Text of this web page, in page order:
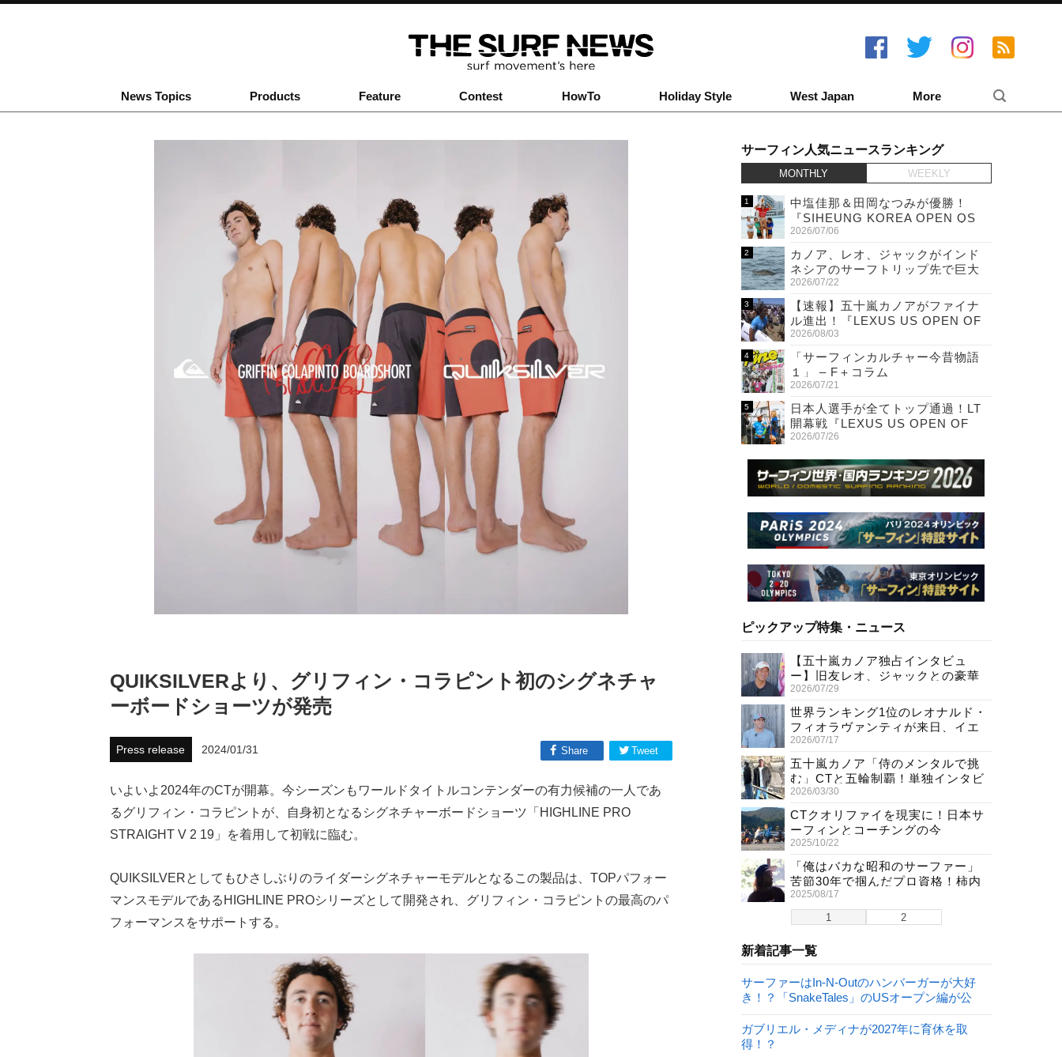
News Topics Products Feature Contest HowTo Holiday Style West Japan More
QUIKSILVERより、グリフィン・コラピント初のシグネチャ
ーボードショーツが発売
Press release 2024/01/31 Tweet
Share
いよいよ2024年のCTが開幕。今シーズンもワールドタイトルコンテンダーの有力候補の一人であ
るグリフィン・コラピントが、自身初となるシグネチャーボードショーツ「HIGHLINE PRO
STRAIGHT V 2 19」を着用して初戦に臨む。
QUIKSILVERとしてもひさしぶりのライダーシグネチャーモデルとなるこの製品は、TOPパフォー
マンスモデルであるHIGHLINE PROシリーズとして開発され、グリフィン・コラピントの最高のパ
フォーマンスをサポートする。
サーフィン人気ニュースランキング
MONTHLY WEEKLY
中塩佳那＆田岡なつみが優勝！
『SIHEUNG KOREA OPEN QS
6,000 & LQS』
2026/07/06
カノア、レオ、ジャックがインド
ネシアのサーフトリップ先で巨大
ワニと遭遇！
2026/07/22
【速報】五十嵐カノアがファイナ
ル進出！『LEXUS US OPEN OF
SURFING』
2026/08/03
「サーフィンカルチャー今昔物語
１」 – F＋コラム
2026/07/21
日本人選手が全てトップ通過！LT
開幕戦『LEXUS US OPEN OF
SURFING』初日
2026/07/26
ピックアップ特集・ニュース
1 2
【五十嵐カノア独占インタビュ
ー】旧友レオ、ジャックとの豪華
プライベートセッション
2026/07/29
世界ランキング1位のレオナルド・
フィオラヴァンティが来日、イエ
ロージャージ獲得直後の独占イン
タビュー
2026/07/17
五十嵐カノア「侍のメンタルで挑
む」CTと五輪制覇！単独インタビ
ューで熱弁
2026/03/30
CTクオリファイを現実に！日本サ
ーフィンとコーチングの今
2025/10/22
「俺はバカな昭和のサーファー」
苦節30年で掴んだプロ資格！柿内
聖文(54)の生き様
2025/08/17
新着記事一覧
サーファーはIn-N-Outのハンバーガーが大好
き！？「SnakeTales」のUSオープン編が公
ガブリエル・メディナが2027年に育休を取
得！？